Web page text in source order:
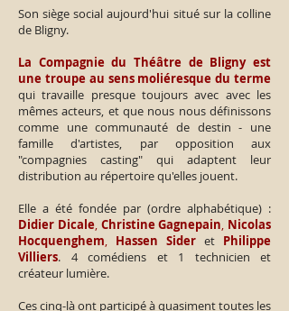
Son siège social aujourd'hui situé sur la colline
de Bligny.
La Compagnie du Théâtre de Bligny est
une troupe au sens moliéresque du terme
qui travaille presque toujours avec avec les
mêmes acteurs, et que nous nous définissons
comme une communauté de destin - une
famille d'artistes, par opposition aux
"compagnies casting" qui adaptent leur
distribution au répertoire qu'elles jouent.
Elle a été fondée par (ordre alphabétique) :
Didier Dicale, Christine Gagnepain, Nicolas
Hocquenghem, Hassen Sider et Philippe
Villiers. 4 comédiens et 1 technicien et
créateur lumière.
Ces cinq-là ont participé à quasiment toutes les